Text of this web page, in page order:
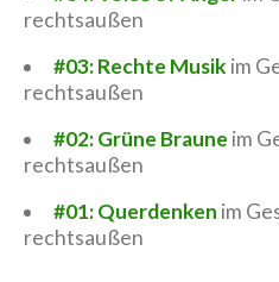
rechtsaußen
#03: Rechte Musik im
rechtsaußen
#02: Grüne Braune im
rechtsaußen
#01: Querdenken im
rechtsaußen